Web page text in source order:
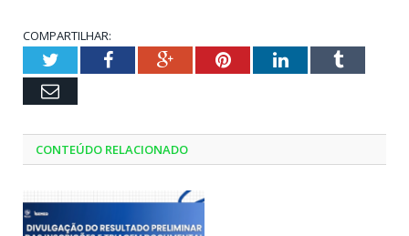
COMPARTILHAR:
TwitterFacebookGoogle+PinterestLinkedInTumblr
Email
CONTEÚDO RELACIONADO